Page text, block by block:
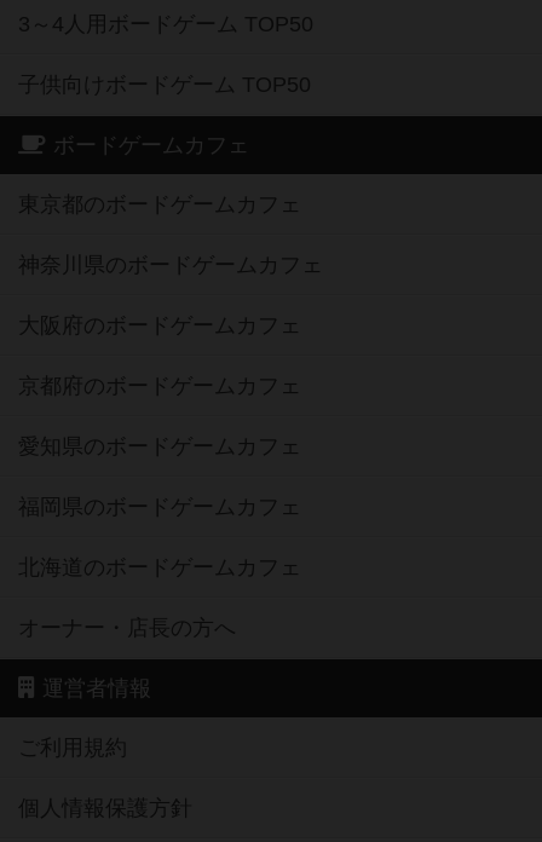
3～4人用ボードゲーム TOP50
子供向けボードゲーム TOP50
ボードゲームカフェ
東京都のボードゲームカフェ
神奈川県のボードゲームカフェ
大阪府のボードゲームカフェ
京都府のボードゲームカフェ
愛知県のボードゲームカフェ
福岡県のボードゲームカフェ
北海道のボードゲームカフェ
オーナー・店長の方へ
運営者情報
ご利用規約
個人情報保護方針